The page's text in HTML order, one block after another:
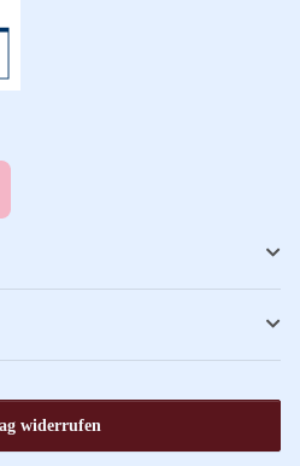
widerrufen